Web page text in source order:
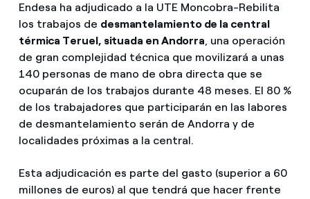
Endesa ha adjudicado a la UTE Moncobra-Rebilita
los trabajos de desmantelamiento de la central
térmica Teruel, situada en Andorra, una operación
de gran complejidad técnica que movilizará a unas
140 personas de mano de obra directa que se
ocuparán de los trabajos durante 48 meses. El 80 %
de los trabajadores que participarán en las labores
de desmantelamiento serán de Andorra y de
localidades próximas a la central.
Esta adjudicación es parte del gasto (superior a 60
millones de euros) al que tendrá que hacer frente